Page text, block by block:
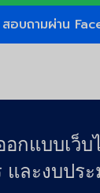
สอบถามผ่าน
อกแบบเว็
และงบป